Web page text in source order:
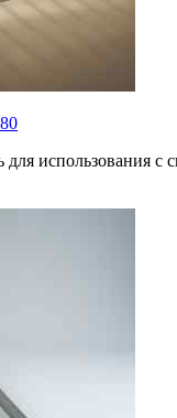
для использования с